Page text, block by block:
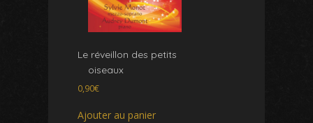
Le réveillon des petits
oiseaux
0,90€
Ajouter au panier